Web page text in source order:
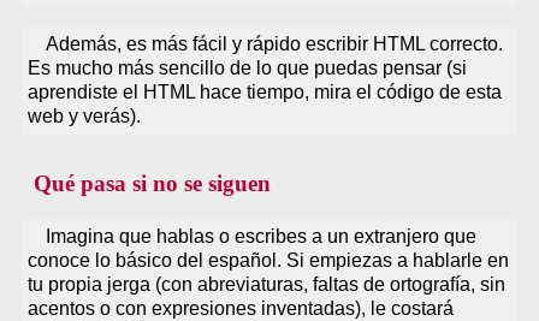
Además, es más fácil y rápido escribir HTML correcto.
Es mucho más sencillo de lo que puedas pensar (si
aprendiste el HTML hace tiempo, mira el código de esta
web y verás).
Qué pasa si no se siguen
Imagina que hablas o escribes a un extranjero que
conoce lo básico del español. Si empiezas a hablarle en
tu propia jerga (con abreviaturas, faltas de ortografía, sin
acentos o con expresiones inventadas), le costará